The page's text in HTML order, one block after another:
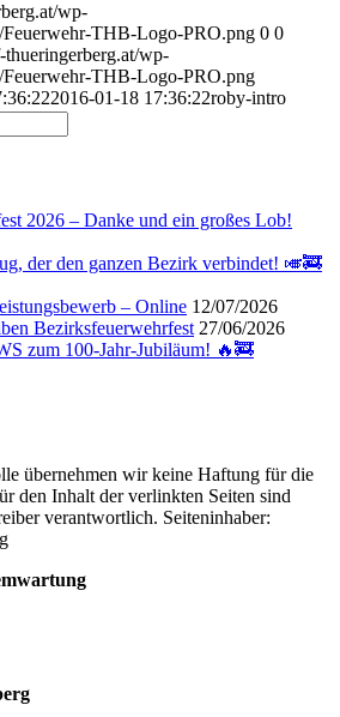
wp-
Feuerwehr-THB-Logo-PRO.png 0 0
wp-
Feuerwehr-THB-Logo-PRO.png
2016-01-18 17:36:22roby-intro
2026 – Danke und ein großes Lob!
der den ganzen Bezirk verbindet! 🎺🚒
– Online 12/07/2026
Bezirksfeuerwehrfest 27/06/2026
zum 100-Jahr-Jubiläum! 🔥🚒
übernehmen wir keine Haftung für die
den Inhalt der verlinkten Seiten sind
verantwortlich. Seiteninhaber: